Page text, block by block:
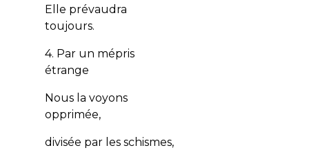
Elle prévaudra
toujours.
4. Par un mépris
étrange
Nous la voyons
opprimée,
divisée par les schismes,